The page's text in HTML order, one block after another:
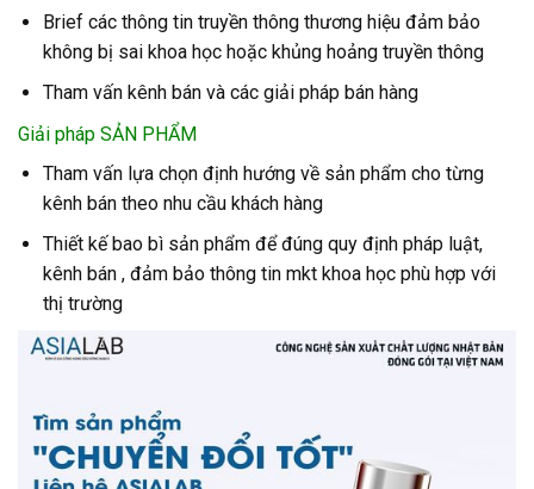
Brief các thông tin truyền thông thương hiệu đảm bảo
không bị sai khoa học hoặc khủng hoảng truyền thông
Tham vấn kênh bán và các giải pháp bán hàng
Giải pháp SẢN PHẨM
Tham vấn lựa chọn định hướng về sản phẩm cho từng
kênh bán theo nhu cầu khách hàng
Thiết kế bao bì sản phẩm để đúng quy định pháp luật,
kênh bán , đảm bảo thông tin mkt khoa học phù hợp với
thị trường